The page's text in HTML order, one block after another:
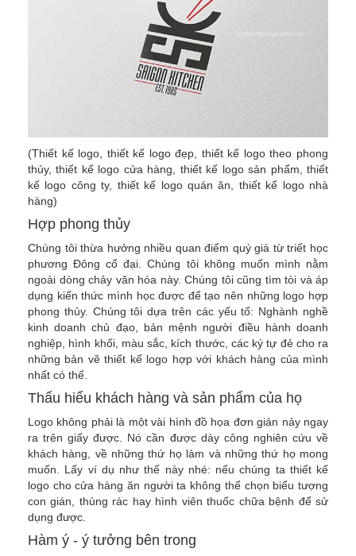
(Thiết kế logo, thiết kế logo đẹp, thiết kế logo theo phong
thủy, thiết kế logo cửa hàng, thiết kế logo sản phẩm, thiết
kế logo công ty, thiết kế logo quán ăn, thiết kế logo nhà
hàng)
Hợp phong thủy
Chúng tôi thừa hưởng nhiều quan điểm quý giá từ triết học
phương Đông cổ đại. Chúng tôi không muốn mình nằm
ngoài dòng chảy văn hóa này. Chúng tôi cũng tìm tòi và áp
dụng kiến thức mình học được để tạo nên những logo hợp
phong thủy. Chúng tôi dựa trên các yếu tố: Nghành nghề
kinh doanh chủ đạo, bản mệnh người điều hành doanh
nghiệp, hình khối, màu sắc, kích thước, các ký tự đẻ cho ra
những bản vẽ thiết kế logo hợp với khách hàng của mình
nhất có thể.
Thấu hiểu khách hàng và sản phẩm của họ
Logo không phải là một vài hình đồ họa đơn giản nảy ngay
ra trên giấy được. Nó cần được dày công nghiên cứu về
khách hàng, về những thứ họ làm và những thứ họ mong
muốn. Lấy ví dụ như thế này nhé: nếu chúng ta thiết kế
logo cho cửa hàng ăn người ta không thể chọn biểu tượng
con gián, thùng rác hay hình viên thuốc chữa bệnh để sử
dụng được.
Hàm ý - ý tưởng bên trong